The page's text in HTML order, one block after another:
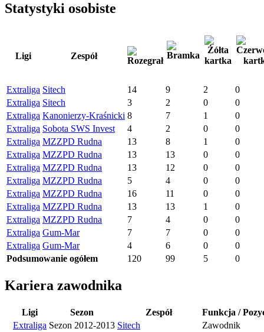
Statystyki osobiste
Ligi Zespół
Extraliga Sitech 14 9 2
0
Extraliga Sitech 3 2 0
0
Extraliga Kanonierzy-Kraśnicki 8 7 1
0
Extraliga Sobota SWS Invest 4 2 0
0
Extraliga MZZPD Rudna 13 8 1
0
Extraliga MZZPD Rudna 13 13 0
0
Extraliga MZZPD Rudna 13 12 0
0
Extraliga MZZPD Rudna 5 4 0
0
Extraliga MZZPD Rudna 16 11 0
0
Extraliga MZZPD Rudna 13 13 1
0
Extraliga MZZPD Rudna 7 4 0
0
Extraliga Gum-Mar 7 7 0
0
Extraliga Gum-Mar 4 6 0
0
Podsumowanie ogółem
120 99 5 0
Kariera zawodnika
Ligi Sezon Zespół
Funkcja /
Extraliga Sezon 2012-2013 Sitech
Zawodnik